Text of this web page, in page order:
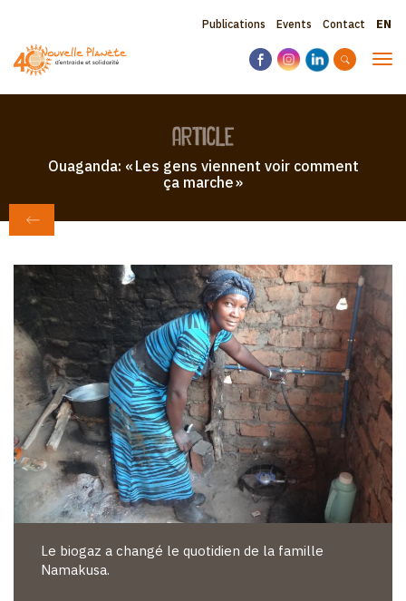
content
Topbar
menu
Publications Events Contact
article
Ouaganda: « Les gens viennent voir comment
ça marche »
Le biogaz a changé le quotidien de la famille
Namakusa.